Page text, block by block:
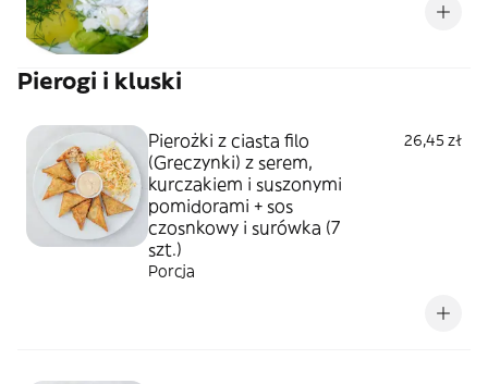
Pierogi i kluski
Pierożki z ciasta filo
(Greczynki) z serem,
kurczakiem i suszonymi
pomidorami + sos
czosnkowy i surówka (7
szt.)
26,45 zł
Porcja